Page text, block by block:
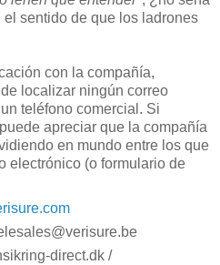
sentido de que los ladrones
con la compañía,
localizar ningún correo
teléfono comercial. Si
apreciar que la compañía
en mundo entre los que
electrónico (o formulario de
direct.dk /